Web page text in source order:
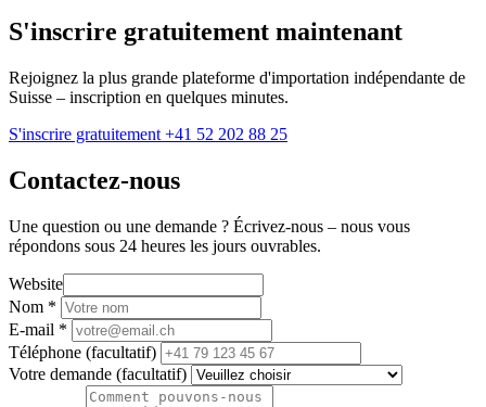
S'inscrire gratuitement maintenant
Rejoignez la plus grande plateforme d'importation indépendante de
Suisse – inscription en quelques minutes.
S'inscrire gratuitement +41 52 202 88 25
Contactez-nous
Une question ou une demande ? Écrivez-nous – nous vous
répondons sous 24 heures les jours ouvrables.
Website
Nom *
E-mail *
Téléphone (facultatif)
Votre demande (facultatif)